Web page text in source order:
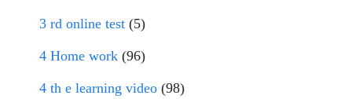
3 rd online test (5)
4 Home work (96)
4 th e learning video (98)